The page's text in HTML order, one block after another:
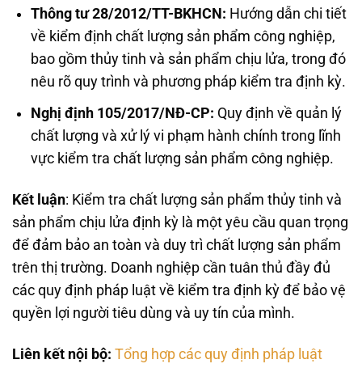
Thông tư 28/2012/TT-BKHCN: Hướng dẫn chi tiết
về kiểm định chất lượng sản phẩm công nghiệp,
bao gồm thủy tinh và sản phẩm chịu lửa, trong đó
nêu rõ quy trình và phương pháp kiểm tra định kỳ.
Nghị định 105/2017/NĐ-CP: Quy định về quản lý
chất lượng và xử lý vi phạm hành chính trong lĩnh
vực kiểm tra chất lượng sản phẩm công nghiệp.
Kết luận: Kiểm tra chất lượng sản phẩm thủy tinh và
sản phẩm chịu lửa định kỳ là một yêu cầu quan trọng
để đảm bảo an toàn và duy trì chất lượng sản phẩm
trên thị trường. Doanh nghiệp cần tuân thủ đầy đủ
các quy định pháp luật về kiểm tra định kỳ để bảo vệ
quyền lợi người tiêu dùng và uy tín của mình.
Liên kết nội bộ: Tổng hợp các quy định pháp luật